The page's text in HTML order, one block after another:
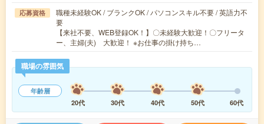
応募資格
職種未経験OK / ブランクOK / パソコンスキル不要 / 英語力不
要
【来社不要、WEB登録OK！】〇未経験大歓迎！〇フリータ
ー、主婦(夫) 大歓迎！ ※お仕事の掛け持ち…
職場の雰囲気
年齢層
20代
30代 40代 50代 60代